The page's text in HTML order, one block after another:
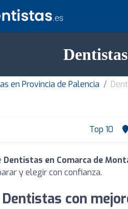
en Provincia de Palencia
Top 10
Dentistas en Comarca de
y elegir con confianza.
Dentistas con